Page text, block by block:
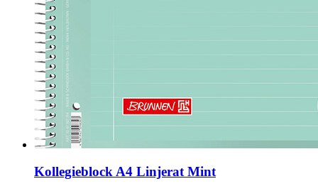
Kollegieblock A4 Linjerat Mint